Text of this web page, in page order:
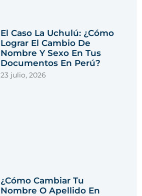
El Caso La Uchulú: ¿Cómo
Lograr El Cambio De
Nombre Y Sexo En Tus
Documentos En Perú?
23 julio, 2026
¿Cómo Cambiar Tu
Nombre O Apellido En